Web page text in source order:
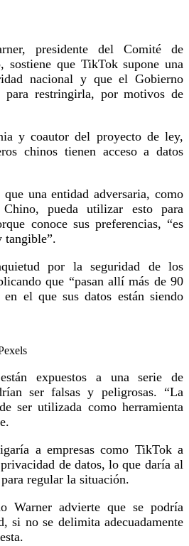
presidente del Comité de
sostiene que TikTok supone una
nacional y que el Gobierno
para restringirla, por motivos de
y coautor del proyecto de ley,
chinos tienen acceso a datos
una entidad adversaria, como
pueda utilizar esto para
conoce sus preferencias, “es
tangible”.
por la seguridad de los
que “pasan allí más de 90
el que sus datos están siendo
expuestos a una serie de
ser falsas y peligrosas. “La
ser utilizada como herramienta
a empresas como TikTok a
de datos, lo que daría al
regular la situación.
Warner advierte que se podría
si no se delimita adecuadamente